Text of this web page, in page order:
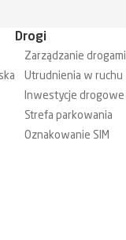
Drogi
Zarządzanie drogami
Utrudnienia w ruchu
Inwestycje drogowe
Strefa parkowania
Oznakowanie SIM